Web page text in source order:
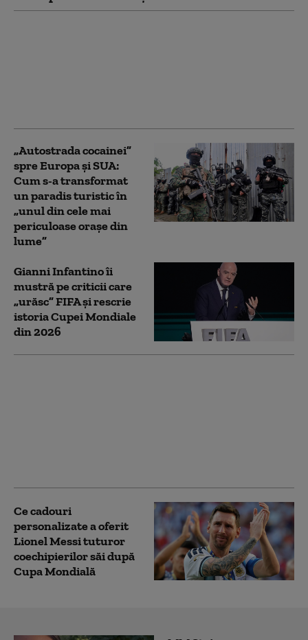
„Autostrada cocainei”
spre Europa și SUA:
Cum s-a transformat
un paradis turistic în
„unul din cele mai
periculoase orașe din
lume”
Gianni Infantino îi
mustră pe criticii care
„urăsc” FIFA și rescrie
istoria Cupei Mondiale
din 2026
Ce cadouri
personalizate a oferit
Lionel Messi tuturor
coechipierilor săi după
Cupa Mondială